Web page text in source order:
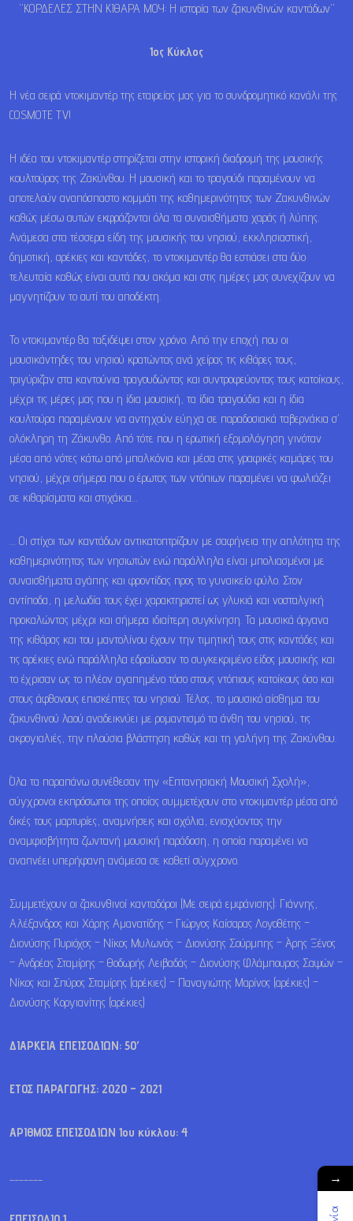
“ΚΟΡΔΕΛΕΣ ΣΤΗΝ ΚΙΘΑΡΑ ΜΟΥ: Η ιστορία των ζακυνθινών καντάδων”
1ος Κύκλος
Η νέα σειρά ντοκιμαντέρ της εταιρείας μας για το συνδρομητικό κανάλι της
COSMOTE TV!
Η ιδέα του ντοκιμαντέρ στηρίζεται στην ιστορική διαδρομή της μουσικής
κουλτούρας της Ζακύνθου. Η μουσική και το τραγούδι παραμένουν να
αποτελούν αναπόσπαστο κομμάτι της καθημερινότητας των Ζακυνθινών
καθώς μέσω αυτών εκφράζονται όλα τα συναισθήματα χαράς ή λύπης.
Ανάμεσα στα τέσσερα είδη της μουσικής του νησιού, εκκλησιαστική,
δημοτική, αρέκιες και καντάδες, το ντοκιμαντέρ θα εστιάσει στα δύο
τελευταία καθώς είναι αυτά που ακόμα και στις ημέρες μας συνεχίζουν να
μαγνητίζουν το αυτί του αποδέκτη.
Το ντοκιμαντέρ θα ταξιδέψει στον χρόνο. Από την εποχή που οι
μουσικάντηδες του νησιού κρατώντας ανά χείρας τις κιθάρες τους,
τριγύριζαν στα καντούνια τραγουδώντας και συντροφεύοντας τους κατοίκους,
μέχρι τις μέρες μας που η ίδια μουσική, τα ίδια τραγούδια και η ίδια
κουλτούρα παραμένουν να αντηχούν εύηχα σε παραδοσιακά ταβερνάκια σ’
ολόκληρη τη Ζάκυνθο. Από τότε που η ερωτική εξομολόγηση γινόταν
μέσα από νότες κάτω από μπαλκόνια και μέσα στις γραφικές καμάρες του
νησιού, μέχρι σήμερα που ο έρωτας των ντόπιων παραμένει να φωλιάζει
σε κιθαρίσματα και στιχάκια…
… Οι στίχοι των καντάδων αντικατοπτρίζουν με σαφήνεια την απλότητα της
καθημερινότητας των νησιωτών ενώ παράλληλα είναι μπολιασμένοι με
συναισθήματα αγάπης και φροντίδας προς το γυναικείο φύλο. Στον
αντίποδα, η μελωδία τους έχει χαρακτηριστεί ως γλυκιά και νοσταλγική
προκαλώντας μέχρι και σήμερα ιδιαίτερη συγκίνηση. Τα μουσικά όργανα
της κιθάρας και του μαντολίνου έχουν την τιμητική τους στις καντάδες και
τις αρέκιες ενώ παράλληλα εδραίωσαν το συγκεκριμένο είδος μουσικής και
το έχρισαν ως το πλέον αγαπημένο τόσο στους ντόπιους κατοίκους όσο και
στους άφθονους επισκέπτες του νησιού. Τέλος, το μουσικό αίσθημα του
ζακυνθινού λαού αναδεικνύει με ρομαντισμό τα άνθη του νησιού, τις
ακρογιαλιές, την πλούσια βλάστηση καθώς και τη γαλήνη της Ζακύνθου.
Όλα τα παραπάνω συνέθεσαν την «Επτανησιακή Μουσική Σχολή»,
σύγχρονοι εκπρόσωποι της οποίας συμμετέχουν στο ντοκιμαντέρ μέσα από
δικές τους μαρτυρίες, αναμνήσεις και σχόλια, ενισχύοντας την
αναμφισβήτητα ζωντανή μουσική παράδοση, η οποία παραμένει να
αναπνέει υπερήφανη ανάμεσα σε καθετί σύγχρονο.
Συμμετέχουν οι ζακυνθινοί κανταδόροι (Με σειρά εμφάνισης): Γιάννης,
Αλέξανδρος και Χάρης Αμανατίδης – Γιώργος Καίσαρας Λογοθέτης –
Διονύσης Πυριόχος – Νίκος Μυλωνάς – Διονύσης Σούρμπης – Άρης Ξένος
– Ανδρέας Σταμίρης – Θοδωρής Λειβαδάς – Διονύσης Φλάμπουρας Σαψών –
Νίκος και Σπύρος Σταμίρης (αρέκιες) – Παναγιώτης Μαρίνος (αρέκιες) –
Διονύσης Κοργιανίτης (αρέκιες)
ΔΙΑΡΚΕΙΑ ΕΠΕΙΣΟΔΙΩΝ: 50′
ΕΤΟΣ ΠΑΡΑΓΩΓΗΣ: 2020 – 2021
ΑΡΙΘΜΟΣ ΕΠΕΙΣΟΔΙΩΝ 1ου κύκλου: 4
→